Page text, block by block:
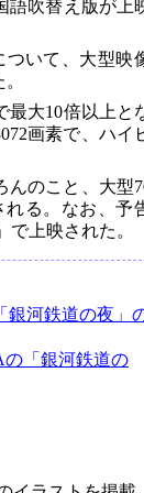
語吹替え版が上
いて、大型映
最大10倍以上と
画素で、ハイ
のこと、大型
れる。なお、予
で上映された。
銀河鉄道の夜」
「銀河鉄道の